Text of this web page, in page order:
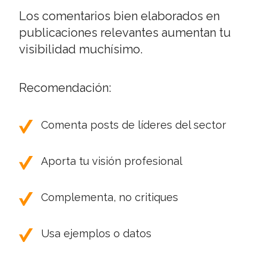
Los comentarios bien elaborados en
publicaciones relevantes aumentan tu
visibilidad muchísimo.
Recomendación:
Comenta posts de líderes del sector
Aporta tu visión profesional
Complementa, no critiques
Usa ejemplos o datos